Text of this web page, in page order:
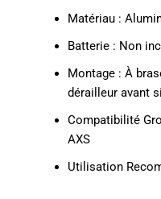
Matériau :
Batterie : Non
Montage : À
dérailleur avant
Compatibilité
AXS
Utilisation